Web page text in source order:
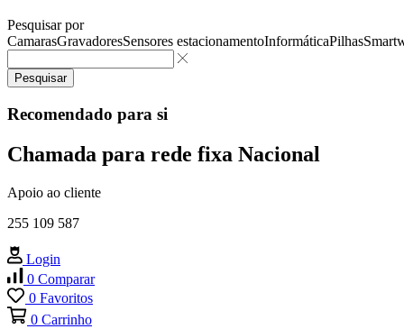
Pesquisar por
CamarasGravadoresSensores estacionamentoInformáticaPilhas
Pesquisar
Recomendado para si
Chamada para rede fixa Nacional
Apoio ao cliente
255 109 587
Login
0 Comparar
0 Favoritos
0 Carrinho